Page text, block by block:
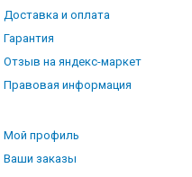
Доставка и оплата
Гарантия
Отзыв на яндекс-маркет
Правовая информация
Мой профиль
Ваши заказы